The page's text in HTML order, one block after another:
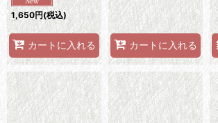
1,650円(税込)
カートに入れる カートに入れる